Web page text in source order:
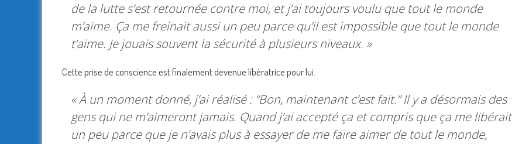
de la lutte s’est retournée contre moi, et j’ai toujours voulu que tout le monde
m’aime. Ça me freinait aussi un peu parce qu’il est impossible que tout le monde
t’aime. Je jouais souvent la sécurité à plusieurs niveaux. »
Cette prise de conscience est finalement devenue libératrice pour lui.
« À un moment donné, j’ai réalisé : “Bon, maintenant c’est fait.” Il y a désormais des
gens qui ne m’aimeront jamais. Quand j’ai accepté ça et compris que ça me libérait
un peu parce que je n’avais plus à essayer de me faire aimer de tout le monde,